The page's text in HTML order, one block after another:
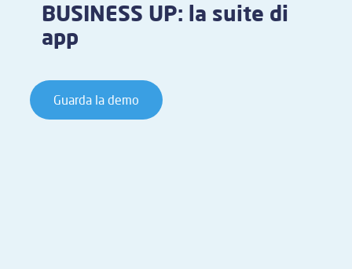
BUSINESS UP: la suite di
app
Guarda la demo